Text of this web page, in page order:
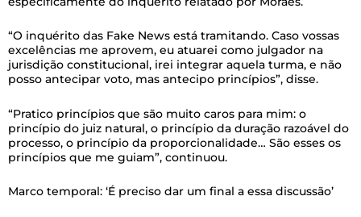
“O inquérito das Fake News está tramitando. Caso vossas
excelências me aprovem, eu atuarei como julgador na
jurisdição constitucional, irei integrar aquela turma, e não
posso antecipar voto, mas antecipo princípios”, disse.
“Pratico princípios que são muito caros para mim: o
princípio do juiz natural, o princípio da duração razoável do
processo, o princípio da proporcionalidade… São esses os
princípios que me guiam”, continuou.
Marco temporal: ‘É preciso dar um final a essa discussão’